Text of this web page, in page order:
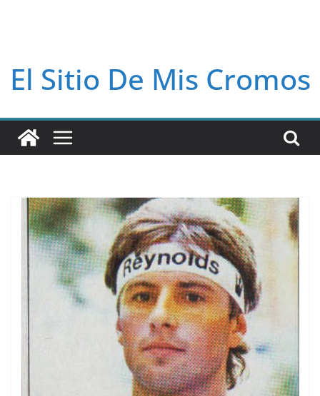
El Sitio De Mis Cromos